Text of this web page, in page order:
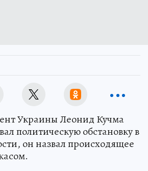
Украины Леонид Кучма
политическую обстановку в
он назвал происходящее